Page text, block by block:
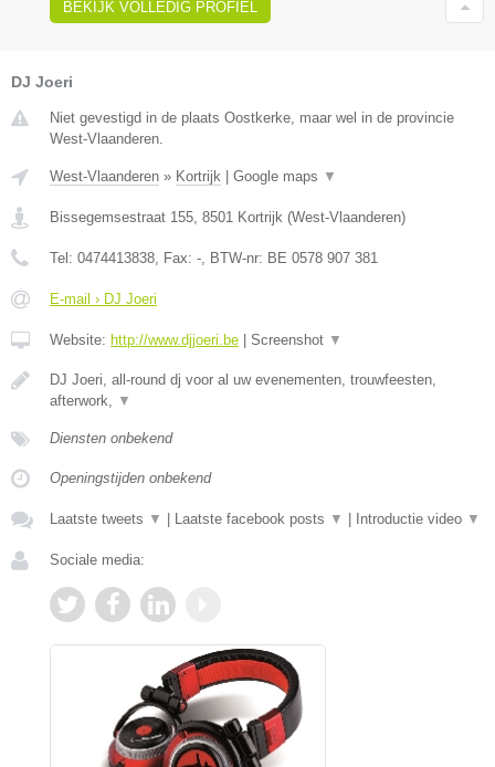
BEKIJK VOLLEDIG PROFIEL
DJ Joeri
Niet gevestigd in de plaats Oostkerke, maar wel in de provincie
West-Vlaanderen.
West-Vlaanderen » Kortrijk Google maps ▼
Bissegemsestraat 155, 8501 Kortrijk (West-Vlaanderen)
Tel: 0474413838, Fax: -, BTW-nr: BE 0578 907 381
E-mail › DJ Joeri
Website: http://www.djjoeri.be Screenshot ▼
DJ Joeri, all-round dj voor al uw evenementen, trouwfeesten,
afterwork, ▼
Diensten onbekend
Openingstijden onbekend
Laatste tweets ▼ Laatste facebook posts ▼ Introductie video ▼
Sociale media: